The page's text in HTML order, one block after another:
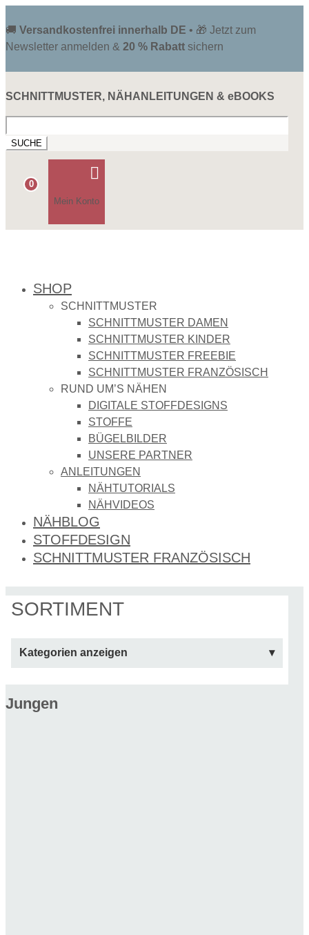
🚚 Versandkostenfrei innerhalb DE • 🎁 Jetzt zum
Newsletter anmelden & 20 % Rabatt sichern
SCHNITTMUSTER, NÄHANLEITUNGEN & eBOOKS
nach:
0

Mein Konto
SHOP
SCHNITTMUSTER
SCHNITTMUSTER DAMEN
SCHNITTMUSTER KINDER
SCHNITTMUSTER FREEBIE
SCHNITTMUSTER FRANZÖSISCH
RUND UM’S NÄHEN
DIGITALE STOFFDESIGNS​
STOFFE
BÜGELBILDER
UNSERE PARTNER
ANLEITUNGEN
NÄHTUTORIALS
NÄHVIDEOS
NÄHBLOG
STOFFDESIGN
SCHNITTMUSTER FRANZÖSISCH
SORTIMENT
Kategorien anzeigen
Jungen